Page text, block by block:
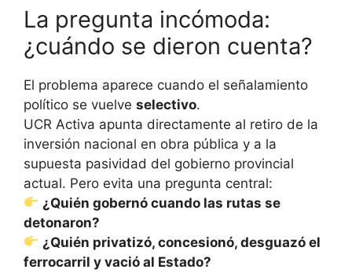
La pregunta incómoda:
¿cuándo se dieron cuenta?
El problema aparece cuando el señalamiento
político se vuelve selectivo.
UCR Activa apunta directamente al retiro de la
inversión nacional en obra pública y a la
supuesta pasividad del gobierno provincial
actual. Pero evita una pregunta central:
¿Quién gobernó cuando las rutas se
detonaron?
¿Quién privatizó, concesionó, desguazó el
ferrocarril y vació al Estado?